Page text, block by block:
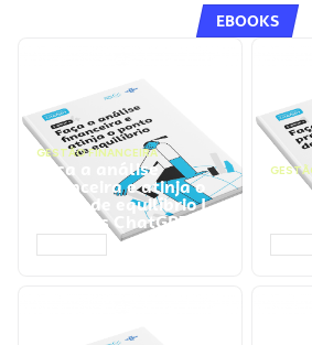
EBOOKS
GESTÃO FINANCEIRA
Faça a análise
financeira e atinja o
ponto de equilíbrio |
Prompts ChatGPT